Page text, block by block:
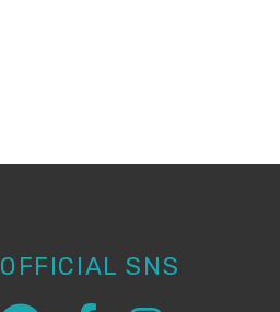
OFFICIAL SNS